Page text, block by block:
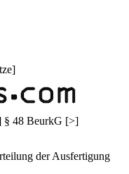
]
§ 48 BeurkG [>]
der Ausfertigung